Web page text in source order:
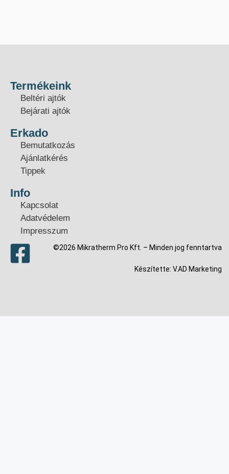
Termékeink
Beltéri ajtók
Bejárati ajtók
Erkado
Bemutatkozás
Ajánlatkérés
Tippek
Info
Kapcsolat
Adatvédelem
Impresszum
©2026 Mikratherm Pro Kft. – Minden jog fenntartva​
Készítette: V.AD Marketing